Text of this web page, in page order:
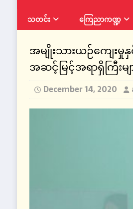
သတင်း ကြေညာကဏ္ဍ
အမျိုးသားယဉ်ကျေး
အဆင့်မြင့်အရာရှိကြီးမ
December 14, 2020